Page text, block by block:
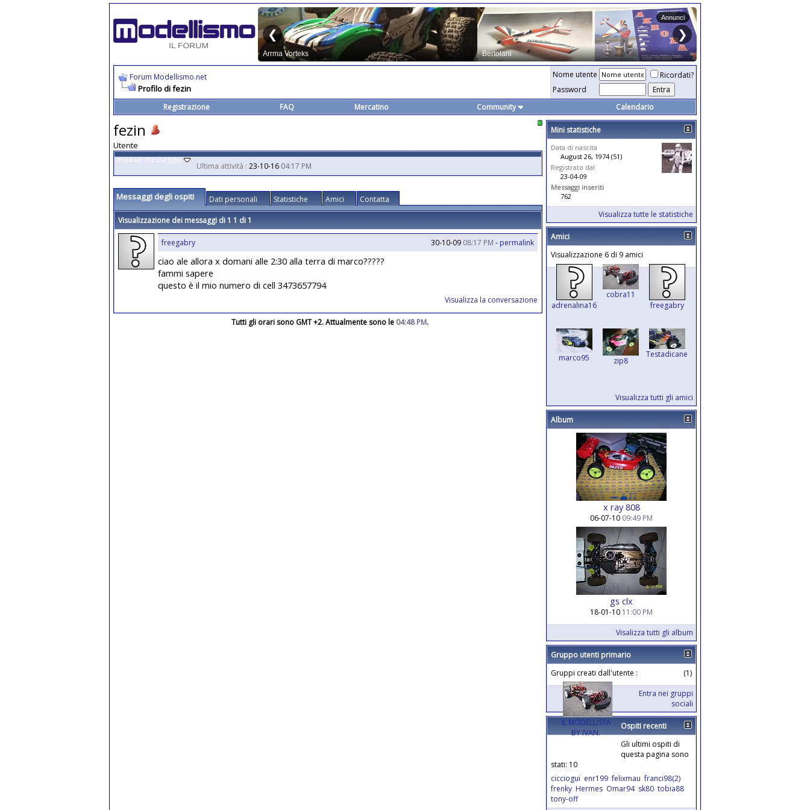
Forum Modellismo.net
Profilo di fezin
Nome utente
Ricordati?
Password
Registrazione
FAQ Mercatino Community Calendario
fezin
Utente
Invia un messaggio
Ultima attività : 23-10-16 04:17 PM
Messaggi degli ospiti Dati personali Statistiche Amici Contatta
Visualizzazione dei messaggi di 1 1 di1
30-10-09 08:17 PM - permalink
freegabry
ciao ale allora x domani alle 2:30 alla terra di marco?????
fammi sapere
questo è il mio numero di cell 3473657794
Visualizza la conversazione
Mini statistiche
Data di nascita
August 26, 1974 (51)
Registrato dal
23-04-09
Messaggi inseriti
762
Visualizza tutte le statistiche
Amici
Visualizzazione 6 di 9 amici
adrenalina169
cobra11
freegabry
marco95 zip8
Testadicane
Visualizza tutti gli amici
Album
x ray 808
06-07-10 09:49 PM
gs clx
18-01-10 11:00 PM
Visalizza tutti gli album
Gruppo utenti primario
(1)
Gruppi creati dall'utente :
IL MODELLISTA
BY IVAN.
Entra nei gruppi
sociali
Ospiti recenti
Gli ultimi ospiti di
questa pagina sono
stati: 10
cicciogui enr199 felixmau franci98(2)
frenky Hermes Omar94 sk80 tobia88
tony-off
Tutti gli orari sono GMT +2. Attualmente sono le 04:48 PM.